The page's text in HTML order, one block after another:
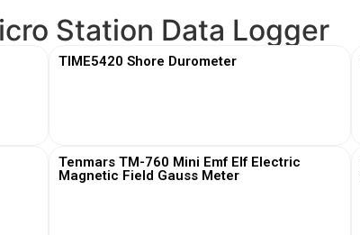
Station Data Logger
TIME5420 Shore Durometer
Tenmars TM-760 Mini Emf Elf Electric
Magnetic Field Gauss Meter